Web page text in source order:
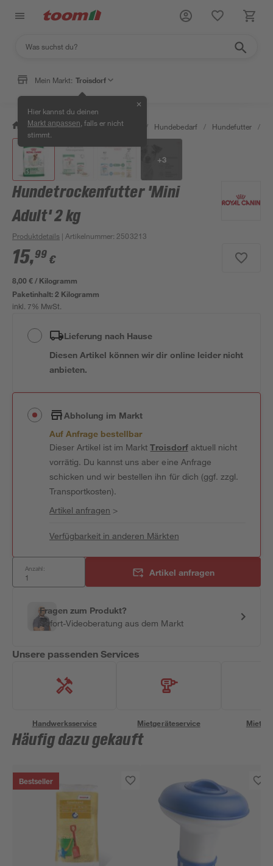
Mein Markt: Troisdorf
Hier kannst du deinen
Markt anpassen , falls er nicht
stimmt.
✕
/ Garten & Freizeit / Tierbedarf / Hundebedarf / Hundefutter /
+3
Hundetrockenfutter 'Mini
Adult' 2 kg
Produktdetails | Artikelnummer: 2503213
15,99 €
8,00 € / Kilogramm
Paketinhalt:2 Kilogramm
inkl. 7% MwSt.
Lieferung nach Hause
Diesen Artikel können wir dir online leider nicht
anbieten.
Abholung im Markt
Auf Anfrage bestellbar
Dieser Artikel ist im MarktTroisdorfaktuell nicht
vorrätig. Du kannst uns aber eine Anfrage
schicken und wir bestellen ihn für dich (ggf. zzgl.
Transportkosten).
Artikel anfragen >
Verfügbarkeit in anderen Märkten
Anzahl: Artikel anfragen
Fragen zum Produkt?
Sofort-Videoberatung aus dem Markt
Unsere passenden Services
Handwerksservice Mietgeräteservice
Häufig dazu gekauft
Bestseller